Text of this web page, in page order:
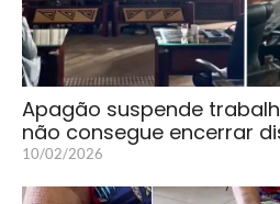
Apagão suspende
não consegue encerrar
10/02/2026